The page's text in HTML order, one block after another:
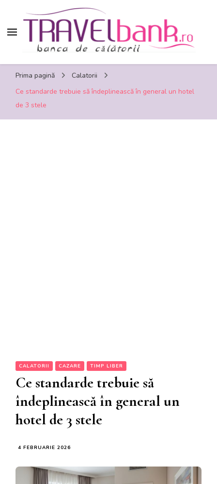
TravelBank.ro – calatorii, turism, distractie,
shopping, timp liber
Prima pagină
Calatorii
Ce standarde trebuie să îndeplinească în general un hotel
de 3 stele
CALATORII CAZARE TIMP LIBER
Ce standarde trebuie să
îndeplinească în general un
hotel de 3 stele
4 FEBRUARIE 2026